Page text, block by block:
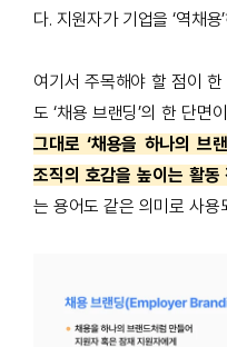
다. 지원자가 기업을 ‘역채용
여기서 주목해야 할 점이
도 ‘채용 브랜딩’의 한 단면
그대로 ‘채용을 하나의 브
조직의 호감을 높이는 활동
는 용어도 같은 의미로 사용